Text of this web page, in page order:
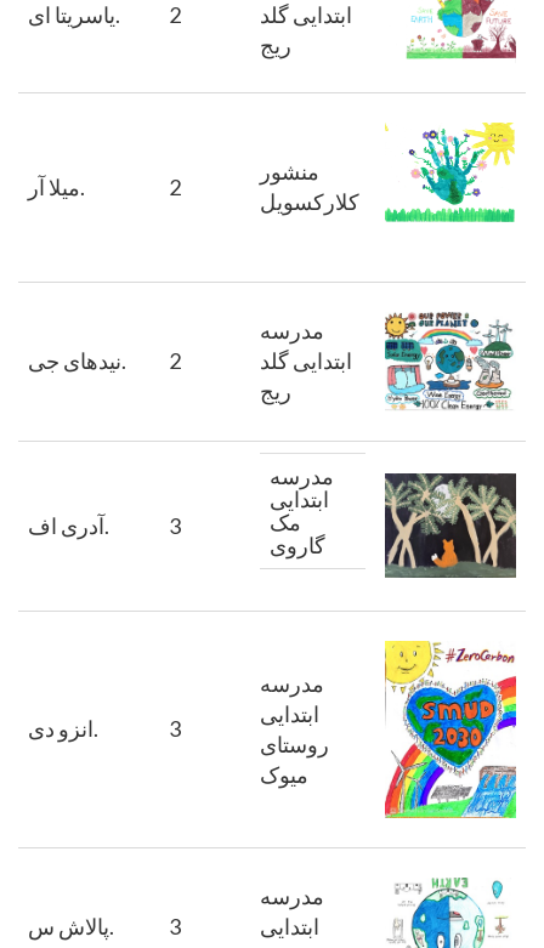
یاسریتاای. 2
ابتدایی گلد
ریج
میلاآر. 2
منشور
کلارکسویل
نیدهایجی. 2
مدرسه
ابتدایی گلد
ریج
آدریاف. 3
مدرسه
ابتدایی
مک
گاروی
انزودی. 3
مدرسه
ابتدایی
روستای
میوک
پالاشس. 3
مدرسه
ابتدایی